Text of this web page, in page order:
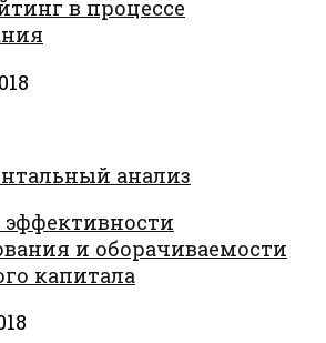
в процессе
анализ
и оборачиваемости
капитала